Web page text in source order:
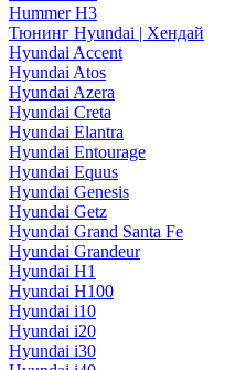
Hummer H3
Тюнинг Hyundai | Хендай
Hyundai Accent
Hyundai Atos
Hyundai Azera
Hyundai Creta
Hyundai Elantra
Hyundai Entourage
Hyundai Equus
Hyundai Genesis
Hyundai Getz
Hyundai Grand Santa Fe
Hyundai Grandeur
Hyundai H1
Hyundai H100
Hyundai i10
Hyundai i20
Hyundai i30